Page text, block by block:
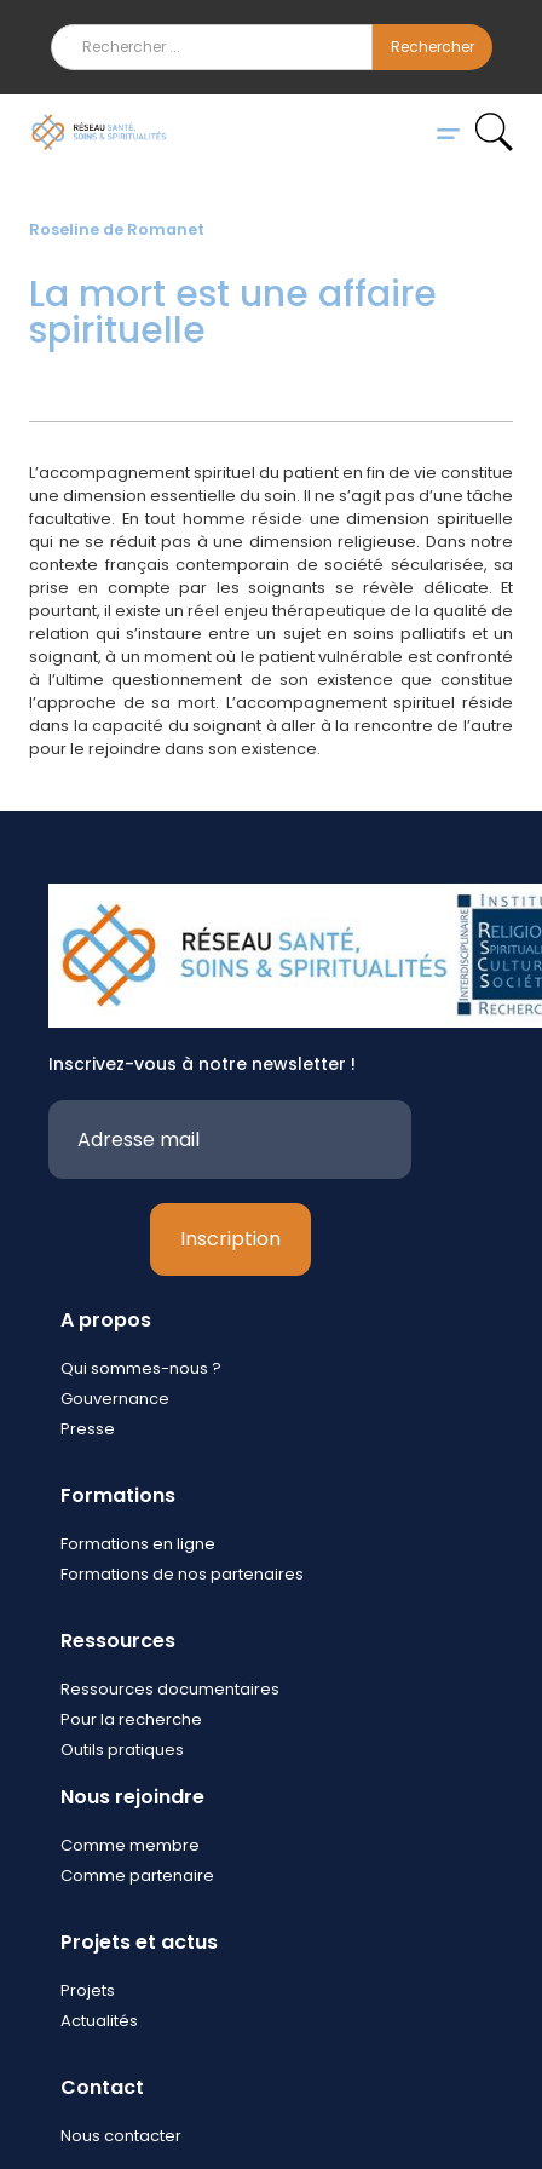
Roseline de Romanet
La mort est une affaire
spirituelle
L’accompagnement spirituel du patient en fin de vie constitue
une dimension essentielle du soin. Il ne s’agit pas d’une tâche
facultative. En tout homme réside une dimension spirituelle
qui ne se réduit pas à une dimension religieuse. Dans notre
contexte français contemporain de société sécularisée, sa
prise en compte par les soignants se révèle délicate. Et
pourtant, il existe un réel enjeu thérapeutique de la qualité de
relation qui s’instaure entre un sujet en soins palliatifs et un
soignant, à un moment où le patient vulnérable est confronté
à l’ultime questionnement de son existence que constitue
l’approche de sa mort. L’accompagnement spirituel réside
dans la capacité du soignant à aller à la rencontre de l’autre
pour le rejoindre dans son existence.
Inscrivez-vous à notre newsletter !
A propos
Qui sommes-nous ?
Gouvernance
Presse
Formations
Formations en ligne
Formations de nos partenaires
Ressources
Ressources documentaires
Pour la recherche
Outils pratiques
Nous rejoindre
Comme membre
Comme partenaire
Projets et actus
Projets
Actualités
Contact
Nous contacter